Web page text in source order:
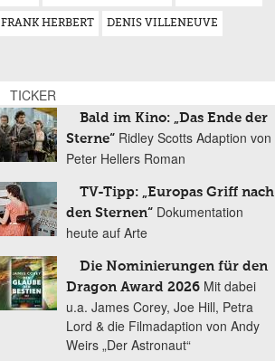
FRANK HERBERT DENIS VILLENEUVE
TICKER
Bald im Kino: „Das Ende der
Sterne“ Ridley Scotts Adaption von
Peter Hellers Roman
TV-Tipp: „Europas Griff nach
den Sternen“ Dokumentation
heute auf Arte
Die Nominierungen für den
Dragon Award 2026 Mit dabei
u.a. James Corey, Joe Hill, Petra
Lord & die Filmadaption von Andy
Weirs „Der Astronaut“